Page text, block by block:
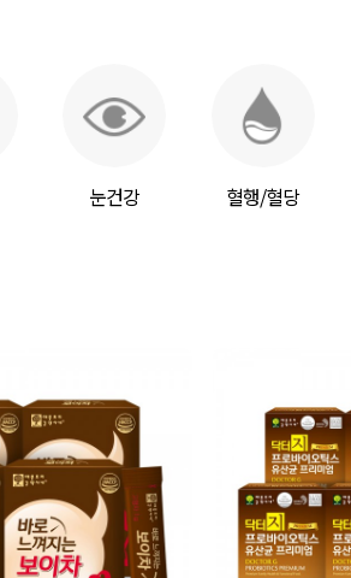
눈건강 혈행/혈당